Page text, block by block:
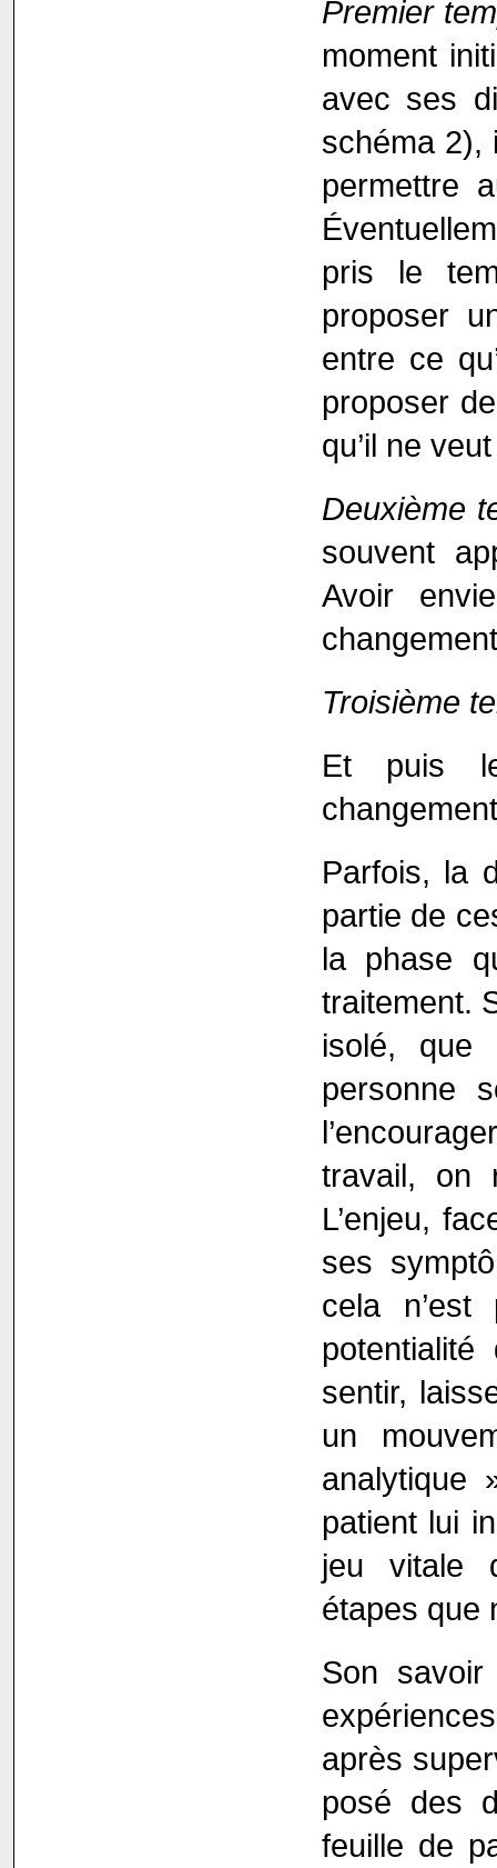
Premier
moment
avec ses
schéma 2),
permettre
pris le
proposer
entre ce
proposer
qu’il ne
Deuxième
souvent
Avoir
Troisième
Et puis
Parfois, la
partie de
la phase
traitement.
isolé, que
personne
travail, on
L’enjeu,
ses
cela
sentir,
un
analytique
patient lui
jeu vitale
étapes que
Son
après
posé des
feuille de